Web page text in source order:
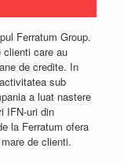
Ferratum Group.
clienti care au
de credite. In
sub
a luat nastere
IFN-uri din
la Ferratum ofera
de clienti.